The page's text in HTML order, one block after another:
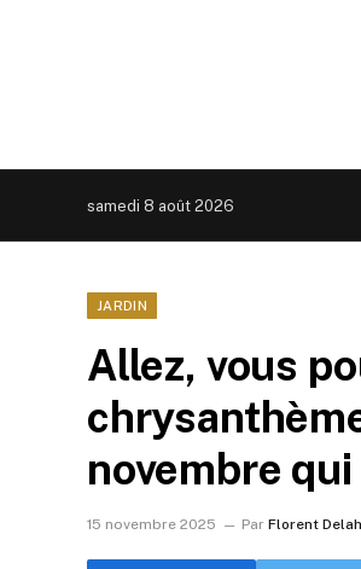
samedi 8 août 2026
JARDIN
Allez, vous
novembre
15 novembre 2025 Par Florent